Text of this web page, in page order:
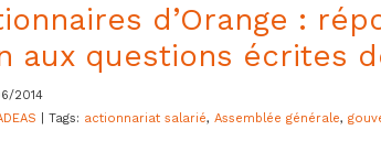
d’Orange :
aux questions écrites de
2014
| Tags: actionnariat salarié, Assemblée générale,